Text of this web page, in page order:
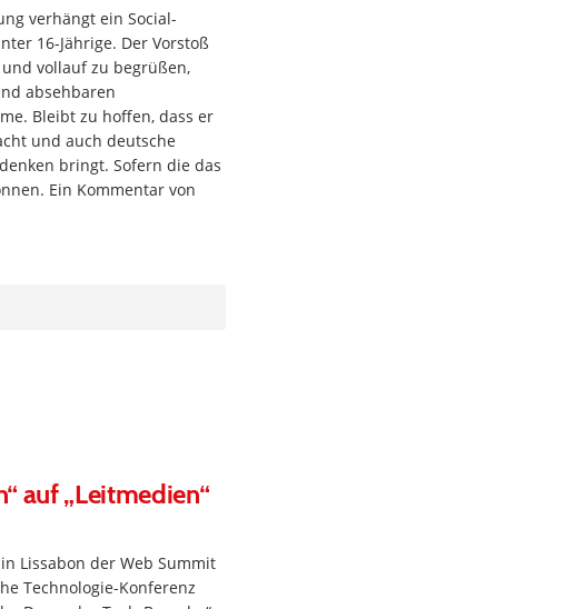
verhängt ein Social-
16-Jährige. Der Vorstoß
vollauf zu begrüßen,
absehbaren
Bleibt zu hoffen, dass er
und auch deutsche
bringt. Sofern die das
Ein Kommentar von
auf „Leitmedien“
Lissabon der Web Summit
Technologie-Konferenz